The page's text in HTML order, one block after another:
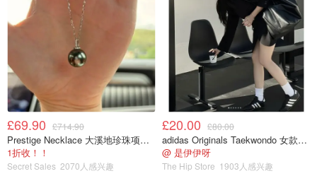
£69.90 £714.90
Prestige Necklace 大溪地珍珠项链 10-11mm
1折收！！
Secret Sales 2070人感兴趣
£20.00 £80.00
adidas Originals Taekwondo 女款黑色运动鞋
@ 是伊伊呀
The Hip Store 1903人感兴趣